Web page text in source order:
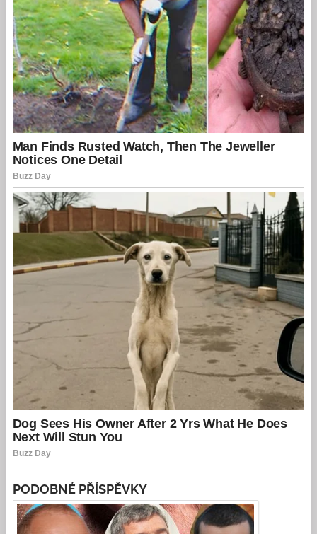
PODOBNÉ PŘÍSPĚVKY